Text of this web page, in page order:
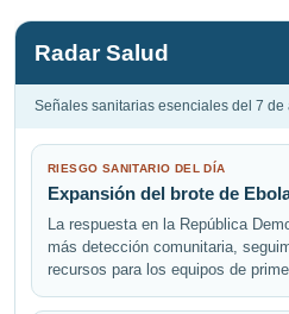
de
entradas
Radar Salud
Señales sanitarias esenciales del 7 de
RIESGO SANITARIO DEL DÍA
Expansión del brote de
La respuesta en la República
más detección comunitaria,
recursos para los equipos de